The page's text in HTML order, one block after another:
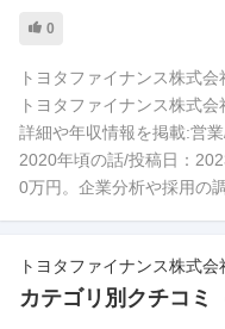
0
トヨタファイナンス株式
トヨタファイナンス株式
詳細や年収情報を掲載:営
2020年頃の話/投稿日：
0万円。企業分析や採用の
トヨタファイナンス株式会
カテゴリ別クチコミ